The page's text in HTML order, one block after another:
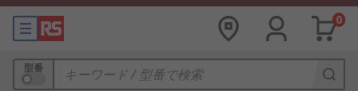
0
型番